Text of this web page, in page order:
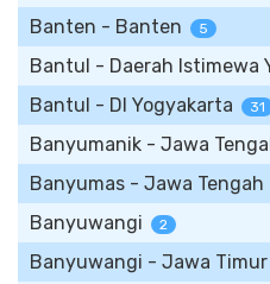
Banten - Banten 5
Bantul - Daerah Istimewa
Bantul - DI Yogyakarta 31
Banyumanik - Jawa
Banyumas - Jawa Tengah
Banyuwangi 2
Banyuwangi - Jawa Timur